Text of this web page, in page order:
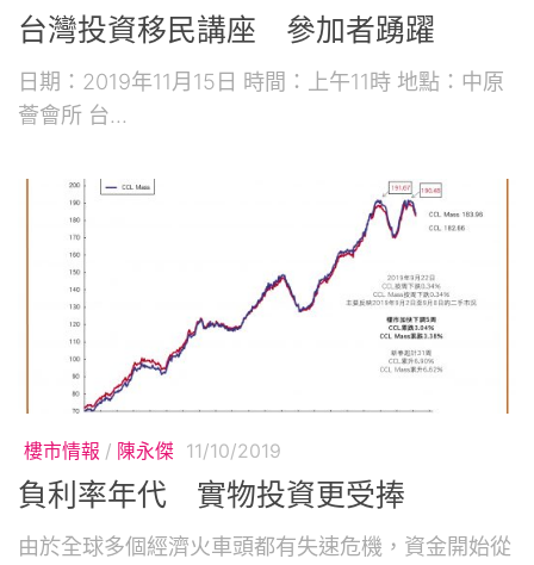
台灣投資移民講座 參加者踴躍
日期：2019年11月15日 時間：上午11時 地點：中原
薈會所 台...
樓市情報 / 陳永傑 11/10/2019
負利率年代 實物投資更受捧
由於全球多個經濟火車頭都有失速危機，資金開始從